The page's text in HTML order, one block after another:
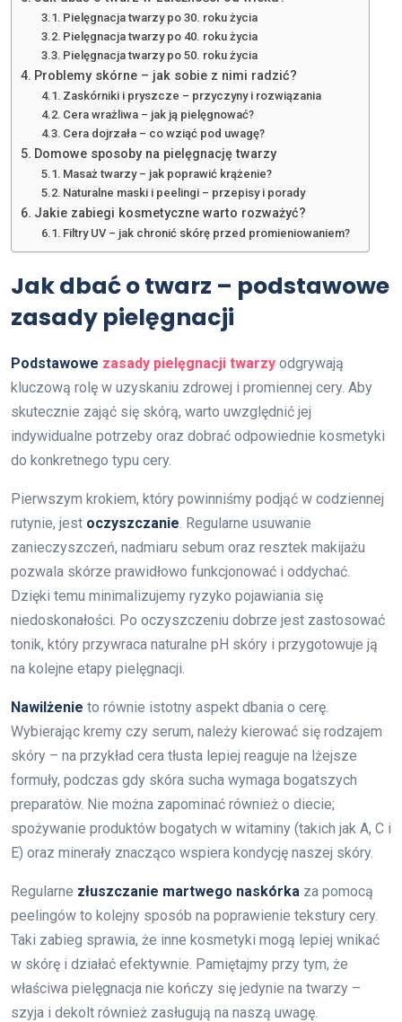
Pielęgnacja twarzy po 30. roku życia
Pielęgnacja twarzy po 40. roku życia
Pielęgnacja twarzy po 50. roku życia
Problemy skórne – jak sobie z nimi radzić?
Zaskórniki i pryszcze – przyczyny i rozwiązania
Cera wrażliwa – jak ją pielęgnować?
Cera dojrzała – co wziąć pod uwagę?
Domowe sposoby na pielęgnację twarzy
Masaż twarzy – jak poprawić krążenie?
Naturalne maski i peelingi – przepisy i porady
Jakie zabiegi kosmetyczne warto rozważyć?
Filtry UV – jak chronić skórę przed promieniowaniem?
Jak dbać o twarz – podstawowe
zasady pielęgnacji
Podstawowe zasady pielęgnacji twarzy odgrywają
kluczową rolę w uzyskaniu zdrowej i promiennej cery. Aby
skutecznie zająć się skórą, warto uwzględnić jej
indywidualne potrzeby oraz dobrać odpowiednie kosmetyki
do konkretnego typu cery.
Pierwszym krokiem, który powinniśmy podjąć w codziennej
rutynie, jest oczyszczanie . Regularne usuwanie
zanieczyszczeń, nadmiaru sebum oraz resztek makijażu
pozwala skórze prawidłowo funkcjonować i oddychać.
Dzięki temu minimalizujemy ryzyko pojawiania się
niedoskonałości. Po oczyszczeniu dobrze jest zastosować
tonik, który przywraca naturalne pH skóry i przygotowuje ją
na kolejne etapy pielęgnacji.
Nawilżenie to równie istotny aspekt dbania o cerę.
Wybierając kremy czy serum, należy kierować się rodzajem
skóry – na przykład cera tłusta lepiej reaguje na lżejsze
formuły, podczas gdy skóra sucha wymaga bogatszych
preparatów. Nie można zapominać również o diecie;
spożywanie produktów bogatych w witaminy (takich jak A, C i
E) oraz minerały znacząco wspiera kondycję naszej skóry.
Regularne złuszczanie martwego naskórka za pomocą
peelingów to kolejny sposób na poprawienie tekstury cery.
Taki zabieg sprawia, że inne kosmetyki mogą lepiej wnikać
w skórę i działać efektywnie. Pamiętajmy przy tym, że
właściwa pielęgnacja nie kończy się jedynie na twarzy –
szyja i dekolt również zasługują na naszą uwagę.